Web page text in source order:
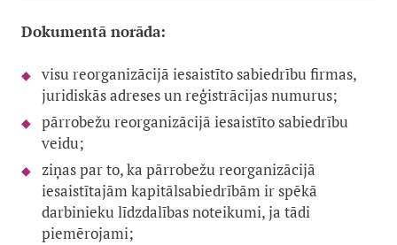
Dokumentā norāda:
visu reorganizācijā iesaistīto sabiedrību firmas,
juridiskās adreses un reģistrācijas numurus;
pārrobežu reorganizācijā iesaistīto sabiedrību
veidu;
ziņas par to, ka pārrobežu reorganizācijā
iesaistītajām kapitālsabiedrībām ir spēkā
darbinieku līdzdalības noteikumi, ja tādi
piemērojami;